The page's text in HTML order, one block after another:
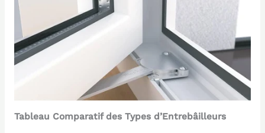
Tableau Comparatif des Types d’Entrebâilleurs